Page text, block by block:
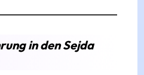
in den Sejda